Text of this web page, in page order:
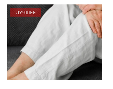
ЛУЧШЕЕ